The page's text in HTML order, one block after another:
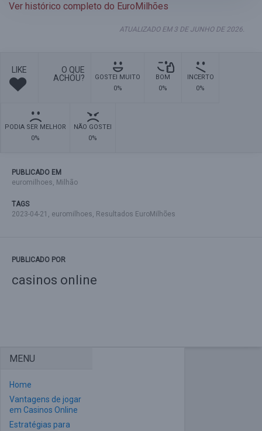
Ver histórico completo do EuroMilhões
ATUALIZADO EM 3 DE JUNHO DE 2026.
LIKE
O QUE
ACHOU?
GOSTEI MUITO
0%
BOM
0%
INCERTO
0%
PODIA SER MELHOR
0%
NÃO GOSTEI
0%
PUBLICADO EM
euromilhoes, Milhão
TAGS
2023-04-21 , euromilhoes, Resultados EuroMilhões
PUBLICADO POR
casinos online
MENU
Home
Vantagens de jogar
em Casinos Online
Estratégias para